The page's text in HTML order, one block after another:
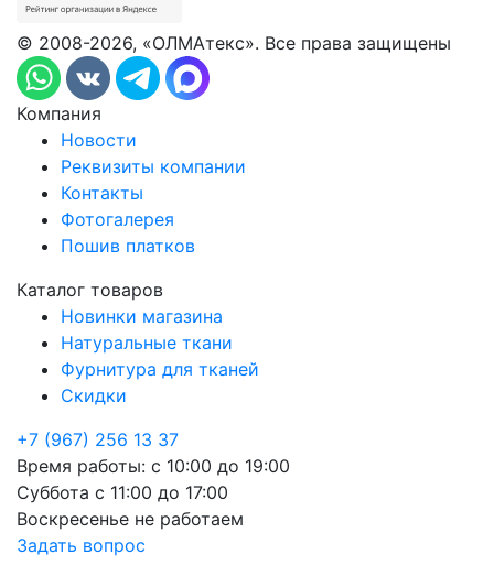
© 2008-2026, «ОЛМАтекс». Все права защищены
Компания
Новости
Реквизиты компании
Контакты
Фотогалерея
Пошив платков
Каталог товаров
Новинки магазина
Натуральные ткани
Фурнитура для тканей
Скидки
+7 (967) 256 13 37
Время работы: с 10:00 до 19:00
Суббота с 11:00 до 17:00
Воскресенье не работаем
Задать вопрос